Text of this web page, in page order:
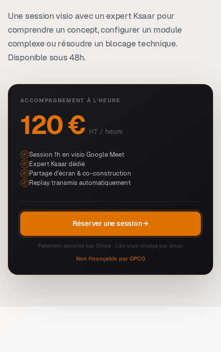
Une session visio avec un expert Ksaar pour
comprendre un concept, configurer un module
complexe ou résoudre un blocage technique.
Disponible sous 48h.
ACCOMPAGNEMENT À L'HEURE
120 € HT / heure
✓ Session 1h en visio Google Meet
✓ Expert Ksaar dédié
✓ Partage d'écran & co-construction
✓ Replay transmis automatiquement
Réserver une session →
Paiement sécurisé par Stripe · Lien visio envoyé par email
Non finançable par OPCO